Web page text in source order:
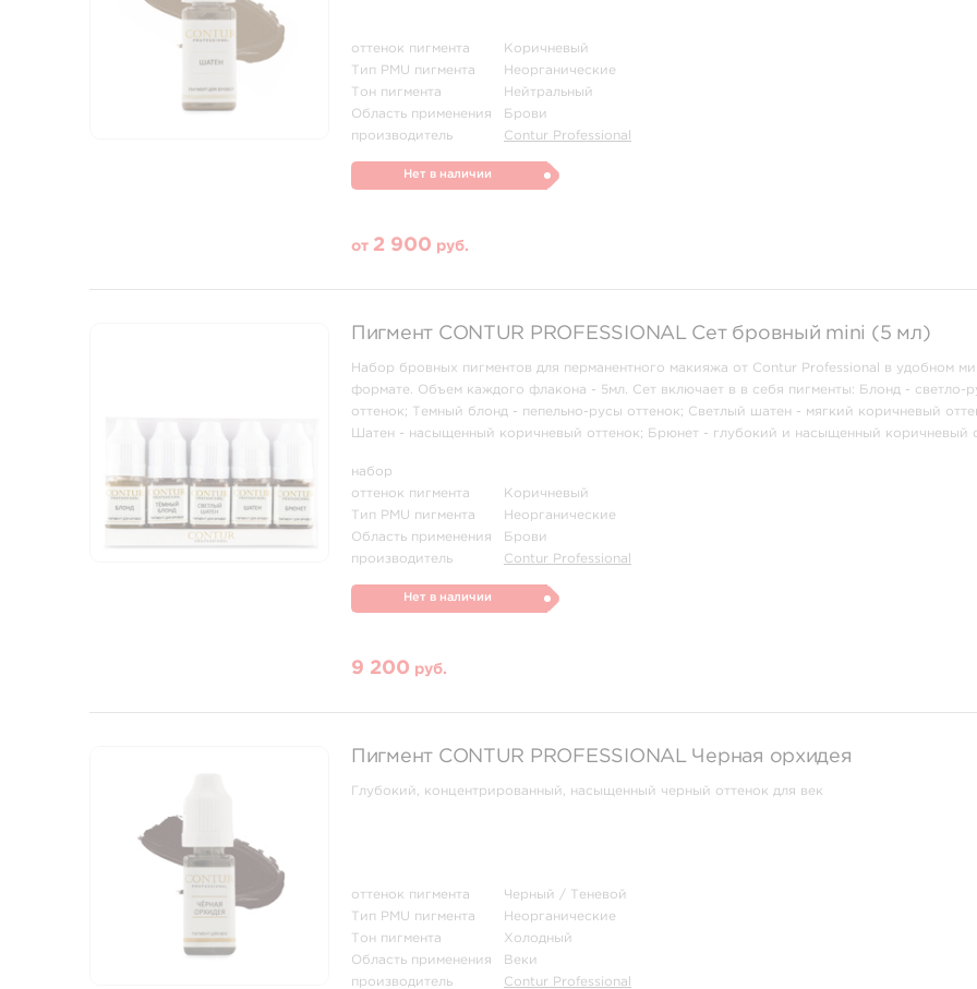
оттенок пигмента
Коричневый
Тип PMU пигмента
Неорганические
Тон пигмента
Нейтральный
Область применения
Брови
производитель
Contur Professional
Нет в наличии
от 2 900 руб.
Пигмент CONTUR‌ ‌PROFESSIONAL Сет бровный mini (5 мл)
Набор бровных пигментов для перманентного макияжа от Contur Professional в удобном
формате. Объем каждого флакона - 5мл. Сет включает в в себя пигменты: Блонд - светло-
оттенок; Темный блонд - пепельно-русы оттенок; Светлый шатен - мягкий коричневый
Шатен - насыщенный коричневый оттенок; Брюнет - глубокий и насыщенный коричневый
набор
оттенок пигмента
Коричневый
Тип PMU пигмента
Неорганические
Область применения
Брови
производитель
Contur Professional
Нет в наличии
9 200 руб.
Пигмент CONTUR‌ ‌PROFESSIONAL Черная орхидея
Глубокий, концентрированный, насыщенный черный оттенок для век
оттенок пигмента
Черный / Теневой
Тип PMU пигмента
Неорганические
Тон пигмента
Холодный
Область применения
Веки
производитель
Contur Professional